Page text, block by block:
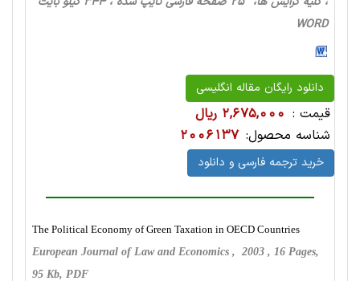
WORD
دانلود رایگان مقاله انگلیسی
قیمت : 2,675,000 ریال
شناسه محصول: 2006137
خرید ترجمه فارسی و دانلود
The Political Economy of Green Taxation in OECD Countries
European Journal of Law and Economics , 2003 , 16 Pages,
95 Kb, PDF